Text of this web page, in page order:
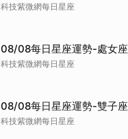
科技紫微網每日星座
08/08每日星座運勢-處女座
科技紫微網每日星座
08/08每日星座運勢-雙子座
科技紫微網每日星座